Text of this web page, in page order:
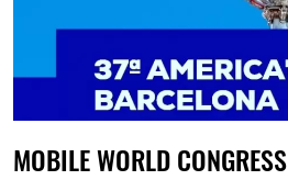
MOBILE WORLD CONGRESS